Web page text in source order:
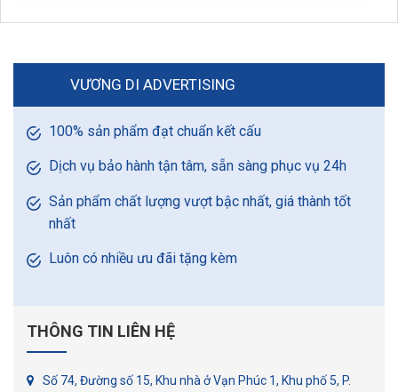
VƯƠNG DI ADVERTISING
100% sản phẩm đạt chuẩn kết cấu
Dịch vụ bảo hành tận tâm, sẵn sàng phục vụ 24h
Sản phẩm chất lượng vượt bậc nhất, giá thành tốt
nhất
Luôn có nhiều ưu đãi tặng kèm
THÔNG TIN LIÊN HỆ
Số 74, Đường số 15, Khu nhà ở Vạn Phúc 1, Khu phố 5, P.